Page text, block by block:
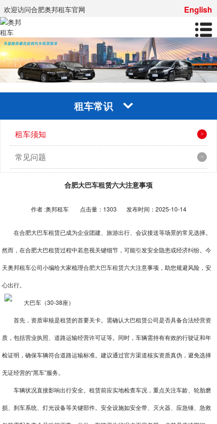
欢迎访问合肥奥邦租车官网 English
租车常识
租车须知
常见问题
合肥大巴车租赁六大注意事项
作者 :奥邦租车 点击量：1303 发布时间：2025-10-14
在合肥大巴车租赁已成为企业团建、旅游出行、会议接送等场景的常见选择。
然而，在合肥大巴租赁过程中若忽视关键细节，可能引发安全隐患或经济纠纷。今
天奥邦租车公司小编给大家梳理合肥大巴车租赁六大注意事项，助您规避风险，安
心出行。
首先，资质审核是租赁的首要关卡。需确认大巴租赁公司是否具备合法经营资
质，包括营业执照、道路运输经营许可证等。同时，车辆需持有有效的行驶证和年
检证明，确保车辆符合道路运输标准。建议通过官方渠道核实资质真伪，避免选择
无证经营的“黑车”服务。
车辆状况直接影响出行安全。租赁前应实地检查车况，重点关注车龄、轮胎磨
损、刹车系统、灯光设备等关键部件。安全设施如安全带、灭火器、应急锤、急救